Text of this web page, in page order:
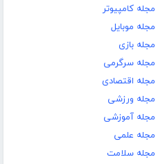
مجله کامپیوتر
مجله موبایل
مجله بازی
مجله سرگرمی
مجله اقتصادی
مجله ورزشی
مجله آموزشی
مجله علمی
مجله سلامت